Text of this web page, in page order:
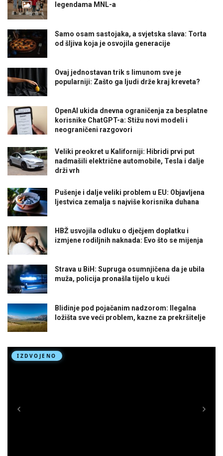
legendama MNL-a
Samo osam sastojaka, a svjetska slava: Torta
od šljiva koja je osvojila generacije
Ovaj jednostavan trik s limunom sve je
popularniji: Zašto ga ljudi drže kraj kreveta?
OpenAI ukida dnevna ograničenja za besplatne
korisnike ChatGPT-a: Stižu novi modeli i
neograničeni razgovori
Veliki preokret u Kaliforniji: Hibridi prvi put
nadmašili električne automobile, Tesla i dalje
drži vrh
Pušenje i dalje veliki problem u EU: Objavljena
ljestvica zemalja s najviše korisnika duhana
HBŽ usvojila odluku o dječjem doplatku i
izmjene rodiljnih naknada: Evo što se mijenja
Strava u BiH: Supruga osumnjičena da je ubila
muža, policija pronašla tijelo u kući
Blidinje pod pojačanim nadzorom: Ilegalna
ložišta sve veći problem, kazne za prekršitelje